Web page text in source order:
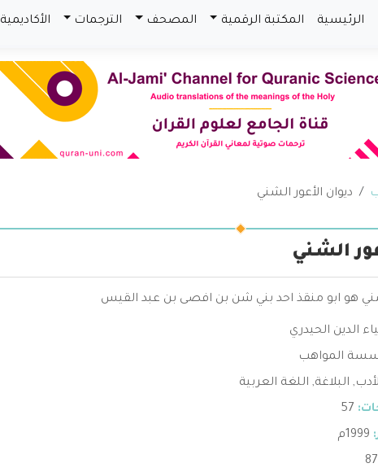
الرئيسية المكتبة الرقمية المصحف الترجمات الأكاديمية
ديوان الأعور الشني
الشني
هو ابو منقذ احد بني شن بن افصى بن عبد القيس
الدين الحيدري
المواهب
, البلاغة, اللغة العربية
57
1999م